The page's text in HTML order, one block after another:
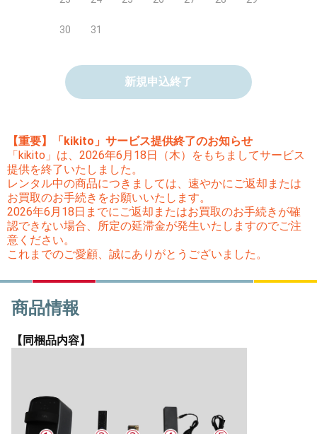
30 31
新規申込終了
【重要】「kikito」サービス提供終了のお知らせ
「kikito」は、2026年6月18日（木）をもちましてサービス
提供を終了いたしました。
レンタル中の商品につきましては、速やかにご返却または
お買取のお手続きをお願いいたします。
2026年6月18日までにご返却またはお買取のお手続きが確
認できない場合、所定の延滞金が発生いたしますのでご注
意ください。
これまでのご愛顧、誠にありがとうございました。
商品情報
【同梱品内容】